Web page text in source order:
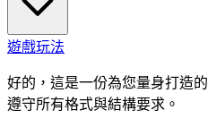
遊戲玩法
好的，這是一份為您量身打造
遵守所有格式與結構要求。